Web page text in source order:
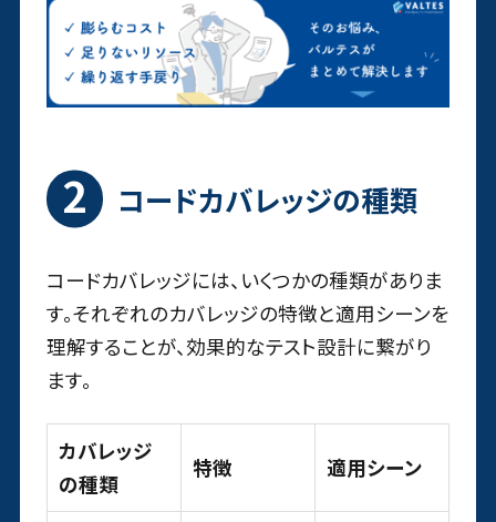
コードカバレッジの種類
コードカバレッジには、いくつかの種類がありま
す。それぞれのカバレッジの特徴と適用シーンを
理解することが、効果的なテスト設計に繋がり
ます。
カバレッジ
の種類
特徴 適用シーン